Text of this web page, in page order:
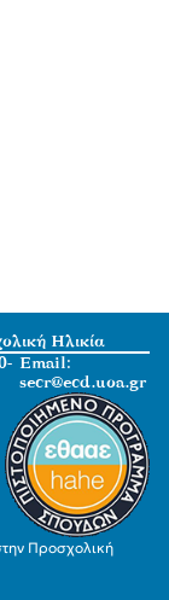
Ηλικία
Email:
secr@ecd.uoa.gr
Προσχολική